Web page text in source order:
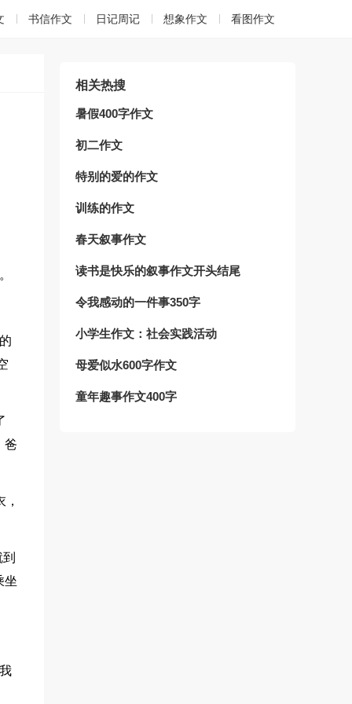
书信作文 日记周记 想象作文 看图作文
爸
坐
相关热搜
暑假400字作文
初二作文
特别的爱的作文
训练的作文
春天叙事作文
读书是快乐的叙事作文开头结尾
令我感动的一件事350字
小学生作文：社会实践活动
母爱似水600字作文
童年趣事作文400字